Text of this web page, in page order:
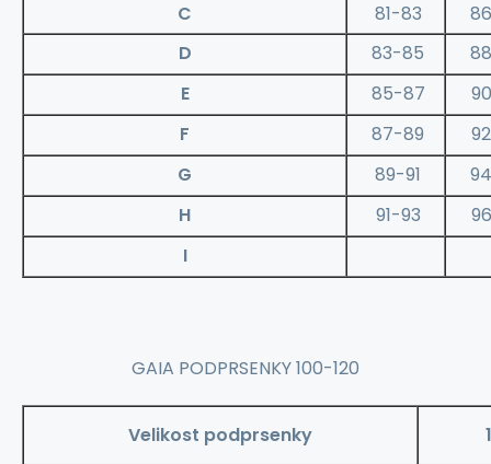
C
81-83
D
83-85
E
85-87
F
87-89
G
89-91
H
91-93
I
GAIA PODPRSENKY 100-120
Velikost podprsenky